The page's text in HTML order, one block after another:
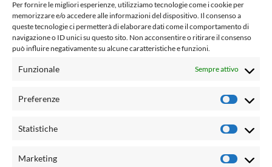
Per fornire le migliori esperienze, utilizziamo tecnologie come i cookie per
memorizzare e/o accedere alle informazioni del dispositivo. Il consenso a
queste tecnologie ci permetterà di elaborare dati come il comportamento di
navigazione o ID unici su questo sito. Non acconsentire o ritirare il consenso
può influire negativamente su alcune caratteristiche e funzioni.
Funzionale Sempre attivo
Preferenze
Statistiche
Marketing
fondato da Romano Luperini
Questo blog non rappresenta una testata giornalistica in
quanto viene aggiornato senza alcuna periodicità. Non può
legge n° 62 del 7.03.2001. L'autore non è responsabile per